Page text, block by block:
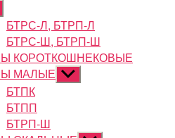
БТРС-Л, БТРП-Л
БТРС-Ш, БТРП-Ш
КОРОТКОШНЕКОВЫЕ
МАЛЫЕ Показывать
подменю
БТПК
БТПП
БТРП-Ш